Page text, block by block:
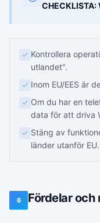
Kontrollera
utlandet".
Inom EU/EES är
Om du har en
data för att driva
Stäng av
länder utanför EU.
6 Fördelar